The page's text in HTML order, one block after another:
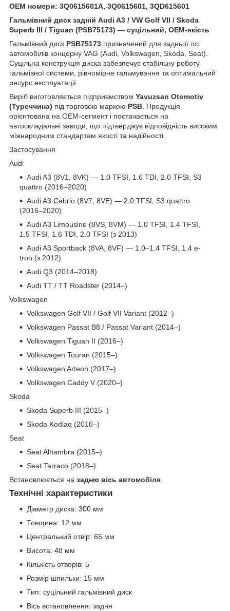
OEM номери: 3Q0615601A, 3Q0615601, 3QD615601
Гальмівний диск задній Audi A3 / VW Golf VII / Skoda
Superb III / Tiguan (PSB75173) — суцільний, OEM-якість
Гальмівний диск PSB75173 призначений для задньої осі
автомобілів концерну VAG (Audi, Volkswagen, Skoda, Seat).
Суцільна конструкція диска забезпечує стабільну роботу
гальмівної системи, рівномірне гальмування та оптимальний
ресурс експлуатації.
Виріб виготовляється підприємством Yavuzsan Otomotiv
(Туреччина) під торговою маркою PSB . Продукція
орієнтована на OEM-сегмент і постачається на
автоскладальні заводи, що підтверджує відповідність високим
міжнародним стандартам якості та надійності.
Застосування
Audi
Audi A3 (8V1, 8VK) — 1.0 TFSI, 1.6 TDI, 2.0 TFSI, S3
quattro (2016–2020)
Audi A3 Cabrio (8V7, 8VE) — 2.0 TFSI, S3 quattro
(2016–2020)
Audi A3 Limousine (8VS, 8VM) — 1.0 TFSI, 1.4 TFSI,
1.5 TFSI, 1.6 TDI, 2.0 TFSI (з 2013)
Audi A3 Sportback (8VA, 8VF) — 1.0–1.4 TFSI, 1.4 e-
tron (з 2012)
Audi Q3 (2014–2018)
Audi TT / TT Roadster (2014–)
Volkswagen
Volkswagen Golf VII / Golf VII Variant (2012–)
Volkswagen Passat B8 / Passat Variant (2014–)
Volkswagen Tiguan II (2016–)
Volkswagen Touran (2015–)
Volkswagen Arteon (2017–)
Volkswagen Caddy V (2020–)
Skoda
Skoda Superb III (2015–)
Skoda Kodiaq (2016–)
Seat
Seat Alhambra (2015–)
Seat Tarraco (2018–)
Встановлюється на задню вісь автомобіля
Технічні характеристики
Діаметр диска: 300 мм
Товщина: 12 мм
Центральний отвір: 65 мм
Висота: 48 мм
Кількість отворів: 5
Розмір шпильки: 15 мм
Тип: суцільний гальмівний диск
Вісь встановлення: задня